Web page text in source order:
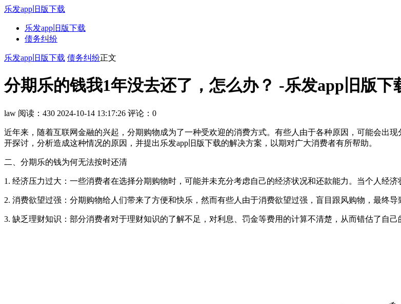
乐发app旧版下载
乐发app旧版下载
债务纠纷
乐发app旧版下载 债务纠纷正文
分期乐的钱我1年没去还了，怎么办？ -乐发app旧版下
law 阅读：430 2024-10-14 13:17:26 评论：0
近年来，随着互联网金融的兴起，分期购物成为了一种受欢迎的消费方式。有些人由于各种原因，可能会出
开探讨，分析造成这种情况的原因，并提出乐发app旧版下载的解决方案，以期对广大消费者有所帮助。
二、分期乐的钱为何无法按时还清
1. 经济压力过大：一些消费者在选择分期购物时，可能并未充分考虑自己的经济状况和还款能力。当个人经济
2. 消费欲望过强：分期购物给人们带来了方便和快乐，然而有些人由于消费欲望过强，盲目跟风购物，最终导
3. 缺乏理财知识：部分消费者对于理财知识的了解不足，对利息、罚金等费用的计算不清楚，从而错估了自己